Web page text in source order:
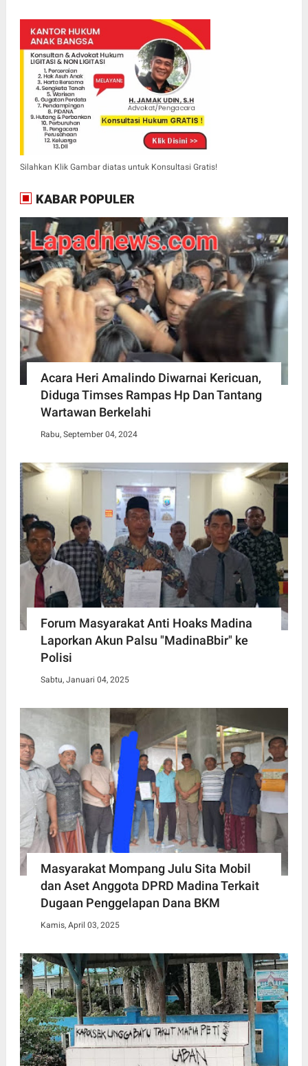
Silahkan Klik Gambar diatas untuk Konsultasi Gratis!
KABAR POPULER
Acara Heri Amalindo Diwarnai Kericuan,
Diduga Timses Rampas Hp Dan Tantang
Wartawan Berkelahi
Rabu, September 04, 2024
Forum Masyarakat Anti Hoaks Madina
Laporkan Akun Palsu "MadinaBbir" ke
Polisi
Sabtu, Januari 04, 2025
Masyarakat Mompang Julu Sita Mobil
dan Aset Anggota DPRD Madina Terkait
Dugaan Penggelapan Dana BKM
Kamis, April 03, 2025